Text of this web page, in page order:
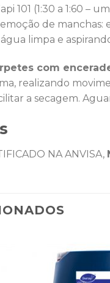
101 (1:30 a 1:60
de manchas:
limpa e
com
realizando
a secagem.
NA ANVISA,